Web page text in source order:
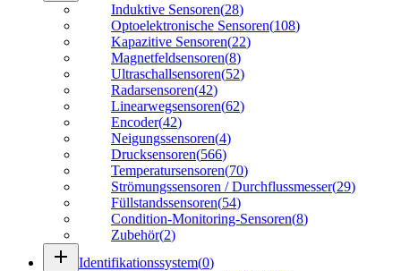
Induktive Sensoren(28)
Optoelektronische Sensoren(108)
Kapazitive Sensoren(22)
Magnetfeldsensoren(8)
Ultraschallsensoren(52)
Radarsensoren(42)
Linearwegsensoren(62)
Encoder(42)
Neigungssensoren(4)
Drucksensoren(566)
Temperatursensoren(70)
Strömungssensoren / Durchflussmesser(29)
Füllstandssensoren(54)
Condition-Monitoring-Sensoren(8)
Zubehör(2)
add Identifikationssystem(0)